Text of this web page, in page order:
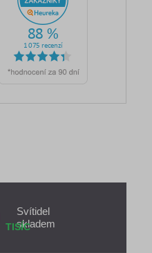
TISÍC
Svítidel
skladem